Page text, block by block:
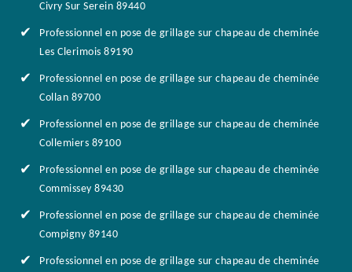
Civry Sur Serein 89440
Professionnel en pose de grillage sur chapeau de cheminée
Les Clerimois 89190
Professionnel en pose de grillage sur chapeau de cheminée
Collan 89700
Professionnel en pose de grillage sur chapeau de cheminée
Collemiers 89100
Professionnel en pose de grillage sur chapeau de cheminée
Commissey 89430
Professionnel en pose de grillage sur chapeau de cheminée
Compigny 89140
Professionnel en pose de grillage sur chapeau de cheminée